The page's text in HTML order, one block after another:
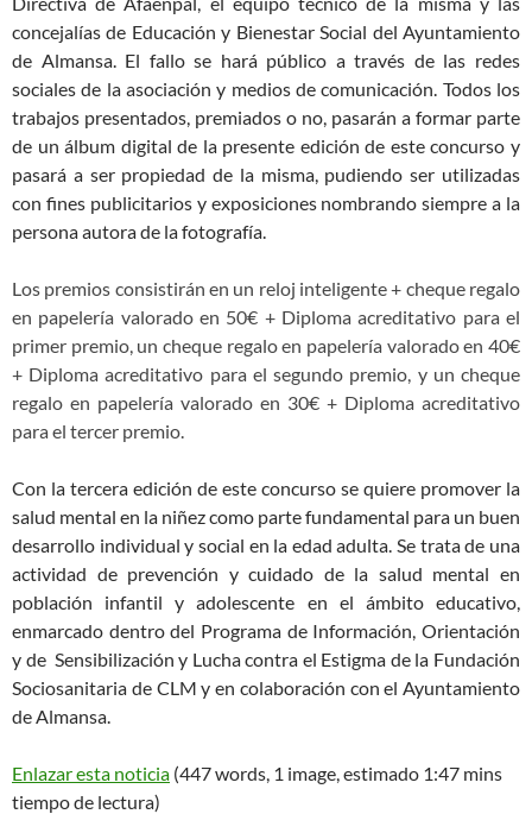
concejalías de Educación y Bienestar Social del Ayuntamiento
de Almansa. El fallo se hará público a través de las redes
sociales de la asociación y medios de comunicación. Todos los
trabajos presentados, premiados o no, pasarán a formar parte
de un álbum digital de la presente edición de este concurso y
pasará a ser propiedad de la misma, pudiendo ser utilizadas
con fines publicitarios y exposiciones nombrando siempre a la
persona autora de la fotografía.
Los premios consistirán en un reloj inteligente + cheque regalo
en papelería valorado en 50€ + Diploma acreditativo para el
primer premio, un cheque regalo en papelería valorado en 40€
+ Diploma acreditativo para el segundo premio, y un cheque
regalo en papelería valorado en 30€ + Diploma acreditativo
para el tercer premio.
Con la tercera edición de este concurso se quiere promover la
salud mental en la niñez como parte fundamental para un buen
desarrollo individual y social en la edad adulta. Se trata de una
actividad de prevención y cuidado de la salud mental en
población infantil y adolescente en el ámbito educativo,
enmarcado dentro del Programa de Información, Orientación
y de Sensibilización y Lucha contra el Estigma de la Fundación
Sociosanitaria de CLM y en colaboración con el Ayuntamiento
de Almansa.
Enlazar esta noticia (447 words, 1 image, estimado 1:47 mins
tiempo de lectura)